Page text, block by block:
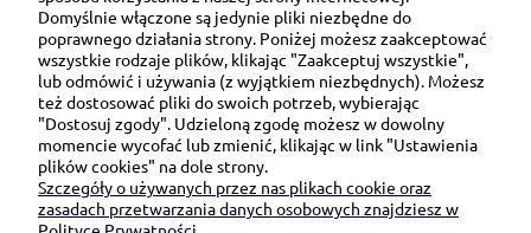
Ul. Brukowa 6/8 lok. 57/58
91-341 Łódź
NIP: 6751510615
SKONTAKTUJ SIĘ Z NAMI:
sklep@be-happygifts.com
+48 690 172 872
Domyślnie włączone są jedynie pliki niezbędne do
poprawnego działania strony. Poniżej możesz zaakceptować
wszystkie rodzaje plików, klikając "Zaakceptuj wszystkie",
lub odmówić i używania (z wyjątkiem niezbędnych). Możesz
też dostosować pliki do swoich potrzeb, wybierając
"Dostosuj zgody". Udzieloną zgodę możesz w dowolny
momencie wycofać lub zmienić, klikając w link "Ustawienia
plików cookies" na dole strony.
Szczegóły o używanych przez nas plikach cookie oraz
zasadach przetwarzania danych osobowych znajdziesz w